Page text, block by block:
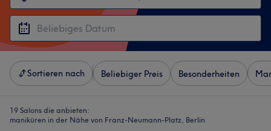
Sortieren nach Beliebiger Preis Besonderheiten
19 Salons die anbieten:
maniküren in der Nähe von Franz-Neumann-Platz, Berlin